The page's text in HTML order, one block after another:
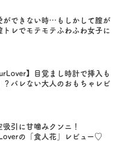
ができない時…もしかして膣が
トレでモテモテふわふわ女子に
】目覚まし時計で挿入も
？バレない大人のおもちゃレビ
吸引に甘噛みクンニ！
の「食人花」レビュー♡